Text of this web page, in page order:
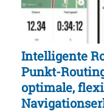
Intelligente
Punkt-
optimale,